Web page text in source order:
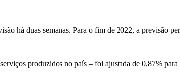
há duas semanas. Para o fim de 2022, a previsão
produzidos no país – foi ajustada de 0,87%